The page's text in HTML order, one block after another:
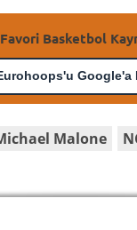
Basketbol
Google'a
Malone